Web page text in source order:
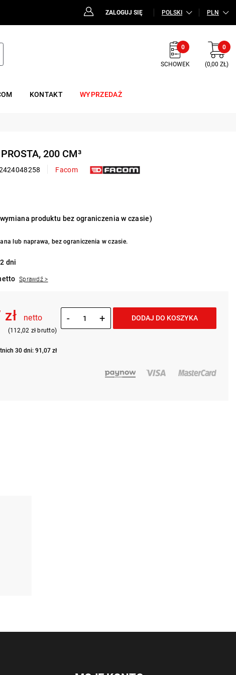
ZALOGUJ SIĘ POLSKI PLN
0
SCHOWEK
0
(0,00 ZŁ)
KONTAKT WYPRZEDAŻ
200 CM³
Facom
produktu bez ograniczenia w czasie)
lub naprawa, bez ograniczenia w czasie.
dni
Sprawdź >
netto
(112,02 zł brutto)
30 dni: 91,07 zł
- + DODAJ DO KOSZYKA